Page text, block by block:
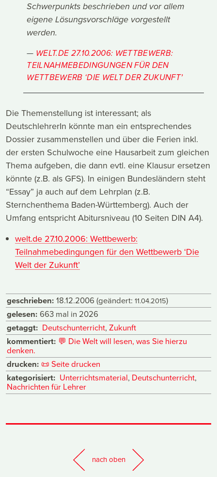
Schwerpunkts beschrieben und vor allem
eigene Lösungsvorschläge vorgestellt
werden.
WELT.DE 27.10.2006: WETTBEWERB:
TEILNAHMEBEDINGUNGEN FÜR DEN
WETTBEWERB ‘DIE WELT DER ZUKUNFT’
Die Themenstellung ist interessant; als
DeutschlehrerIn könnte man ein entsprechendes
Dossier zusammenstellen und über die Ferien inkl.
der ersten Schulwoche eine Hausarbeit zum gleichen
Thema aufgeben, die dann evtl. eine Klausur ersetzen
könnte (z.B. als GFS). In einigen Bundesländern steht
“Essay” ja auch auf dem Lehrplan (z.B.
Sternchenthema Baden-Württemberg). Auch der
Umfang entspricht Abitursniveau (10 Seiten DIN A4).
welt.de 27.10.2006: Wettbewerb:
Teilnahmebedingungen für den Wettbewerb ‘Die
Welt der Zukunft’
geschrieben: 18.12.2006 (geändert: 11.04.2015)
gelesen: 663 mal in 2026
getaggt: Deutschunterricht, Zukunft
kommentiert: 💬 Die Welt will lesen, was Sie hierzu
denken.
drucken: 📜 Seite drucken
kategorisiert: Unterrichtsmaterial, Deutschunterricht,
Nachrichten für Lehrer
nach oben